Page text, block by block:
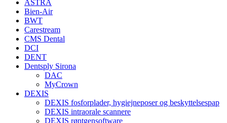
ASTRA
Bien-Air
BWT
Carestream
CMS Dental
DCI
DENT
Dentsply Sirona
DAC
MyCrown
DEXIS
DEXIS fosforplader, hygiejneposer og beskyttelsespap
DEXIS intraorale scannere
DEXIS røntgensoftware